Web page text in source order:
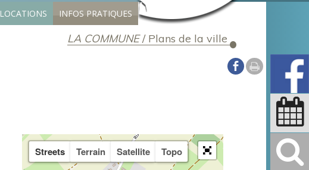
LOCATIONS INFOS PRATIQUES
LA COMMUNE/ Plans de la ville
Streets Terrain Satellite Topo